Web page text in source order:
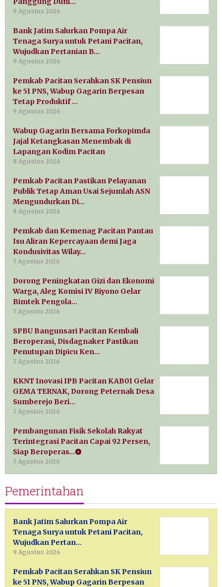
9 Agustus 2026
Bank Jatim Salurkan Pompa Air
Tenaga Surya untuk Petani Pacitan,
Wujudkan Pertanian B…
9 Agustus 2026
Pemkab Pacitan Serahkan SK Pensiun
ke 51 PNS, Wabup Gagarin Berpesan
Tetap Produktif …
9 Agustus 2026
Wabup Gagarin Bersama Forkopimda
Jajal Ketangkasan Menembak di
Lapangan Kodim Pacitan
8 Agustus 2026
Pemkab Pacitan Pastikan Pelayanan
Publik Tetap Aman Usai Sejumlah ASN
Mengundurkan Di…
8 Agustus 2026
Pemkab dan Kemenag Pacitan Pantau
Isu Aliran Kepercayaan demi Jaga
Kondusivitas Wilay…
7 Agustus 2026
Dorong Peningkatan Gizi dan Ekonomi
Warga, Aleg Komisi IV Riyono Gelar
Bimtek Pengola…
7 Agustus 2026
SPBU Bangunsari Pacitan Kembali
Beroperasi, Disdagnaker Pastikan
Penutupan Dipicu Ken…
7 Agustus 2026
KKNT Inovasi IPB Pacitan KAB01 Gelar
GEMA TERNAK, Dorong Peternak Desa
Sumberejo Beri…
7 Agustus 2026
Pembangunan Fisik Sekolah Rakyat
Terintegrasi Pacitan Capai 92 Persen,
Siap Beroperas…
7 Agustus 2026
Pemerintahan
Bank Jatim Salurkan Pompa Air
Tenaga Surya untuk Petani Pacitan,
Wujudkan Pertan…
9 Agustus 2026
Pemkab Pacitan Serahkan SK Pensiun
ke 51 PNS, Wabup Gagarin Berpesan